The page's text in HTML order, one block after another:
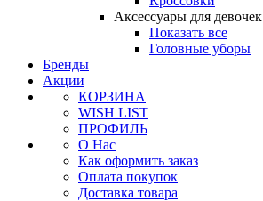
Аксессуары для девочек
Показать все
Головные уборы
Бренды
Акции
КОРЗИНА
WISH LIST
ПРОФИЛЬ
О Нас
Как оформить заказ
Оплата покупок
Доставка товара